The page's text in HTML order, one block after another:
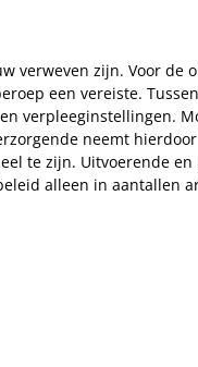
zijn. Voor de
een vereiste.
verpleeginstellingen.
neemt
te zijn. Uitvoerende
alleen in aantallen